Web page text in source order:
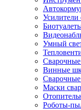
Усилители
Умный
Винные
Сварочные
Маски
Роботы-